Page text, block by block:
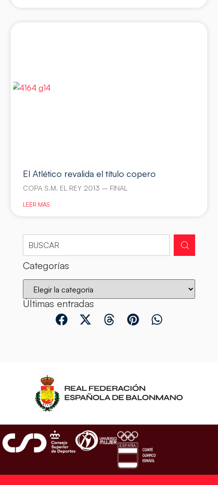
El Atlético revalida el título copero
COPA S.M. EL REY 2013 – FINAL
LEER MÁS
Categorías
Últimas entradas